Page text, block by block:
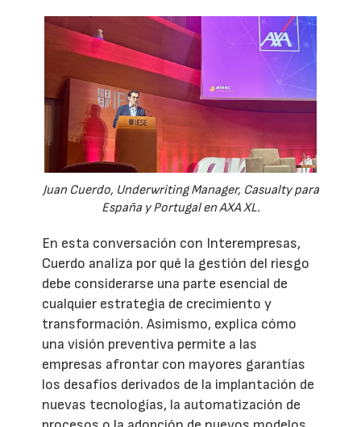
Juan Cuerdo, Underwriting Manager, Casualty para
España y Portugal en AXA XL.
En esta conversación con Interempresas,
Cuerdo analiza por qué la gestión del riesgo
debe considerarse una parte esencial de
cualquier estrategia de crecimiento y
transformación. Asimismo, explica cómo
una visión preventiva permite a las
empresas afrontar con mayores garantías
los desafíos derivados de la implantación de
nuevas tecnologías, la automatización de